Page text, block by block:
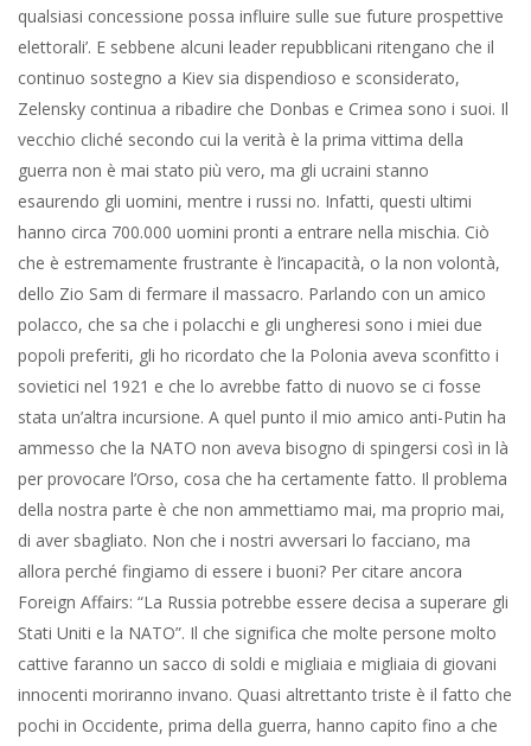
qualsiasi concessione possa influire sulle sue future prospettive
elettorali’. E sebbene alcuni leader repubblicani ritengano che il
continuo sostegno a Kiev sia dispendioso e sconsiderato,
Zelensky continua a ribadire che Donbas e Crimea sono i suoi. Il
vecchio cliché secondo cui la verità è la prima vittima della
guerra non è mai stato più vero, ma gli ucraini stanno
esaurendo gli uomini, mentre i russi no. Infatti, questi ultimi
hanno circa 700.000 uomini pronti a entrare nella mischia. Ciò
che è estremamente frustrante è l’incapacità, o la non volontà,
dello Zio Sam di fermare il massacro. Parlando con un amico
polacco, che sa che i polacchi e gli ungheresi sono i miei due
popoli preferiti, gli ho ricordato che la Polonia aveva sconfitto i
sovietici nel 1921 e che lo avrebbe fatto di nuovo se ci fosse
stata un’altra incursione. A quel punto il mio amico anti-Putin ha
ammesso che la NATO non aveva bisogno di spingersi così in là
per provocare l’Orso, cosa che ha certamente fatto. Il problema
della nostra parte è che non ammettiamo mai, ma proprio mai,
di aver sbagliato. Non che i nostri avversari lo facciano, ma
allora perché fingiamo di essere i buoni? Per citare ancora
Foreign Affairs: “La Russia potrebbe essere decisa a superare gli
Stati Uniti e la NATO”. Il che significa che molte persone molto
cattive faranno un sacco di soldi e migliaia e migliaia di giovani
innocenti moriranno invano. Quasi altrettanto triste è il fatto che
pochi in Occidente, prima della guerra, hanno capito fino a che